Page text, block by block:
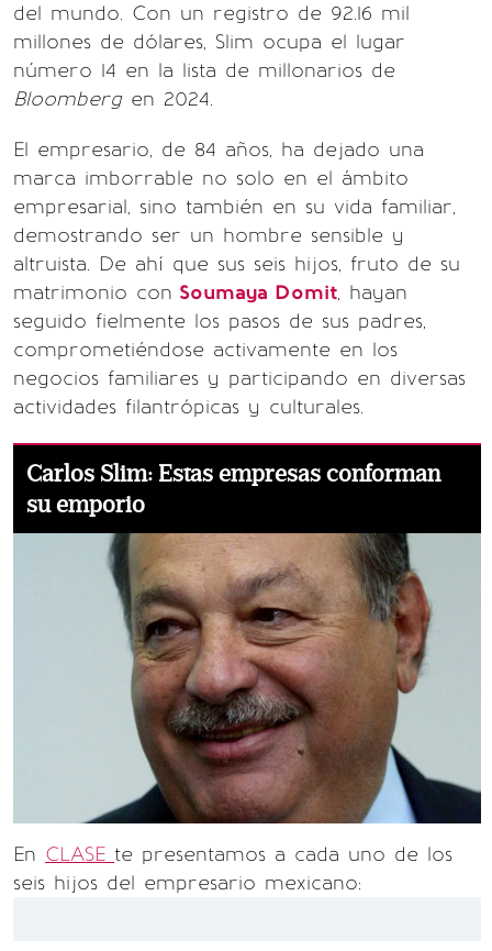
del mundo. Con un registro de 92.16 mil
millones de dólares, Slim ocupa el lugar
número 14 en la lista de millonarios de
Bloomberg en 2024.
El empresario, de 84 años, ha dejado una
marca imborrable no solo en el ámbito
empresarial, sino también en su vida familiar,
demostrando ser un hombre sensible y
altruista. De ahí que sus seis hijos, fruto de su
matrimonio con Soumaya Domit, hayan
seguido fielmente los pasos de sus padres,
comprometiéndose activamente en los
negocios familiares y participando en diversas
actividades filantrópicas y culturales.
Carlos Slim: Estas empresas conforman
su emporio
En CLASE te presentamos a cada uno de los
seis hijos del empresario mexicano: